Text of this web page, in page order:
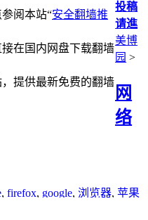
阅本站“安全翻墙推
在国内网盘下载翻墙
提供最新免费的翻墙
投稿
请進
美博
园 >
网
络
, firefox, google, 浏览器, 苹果